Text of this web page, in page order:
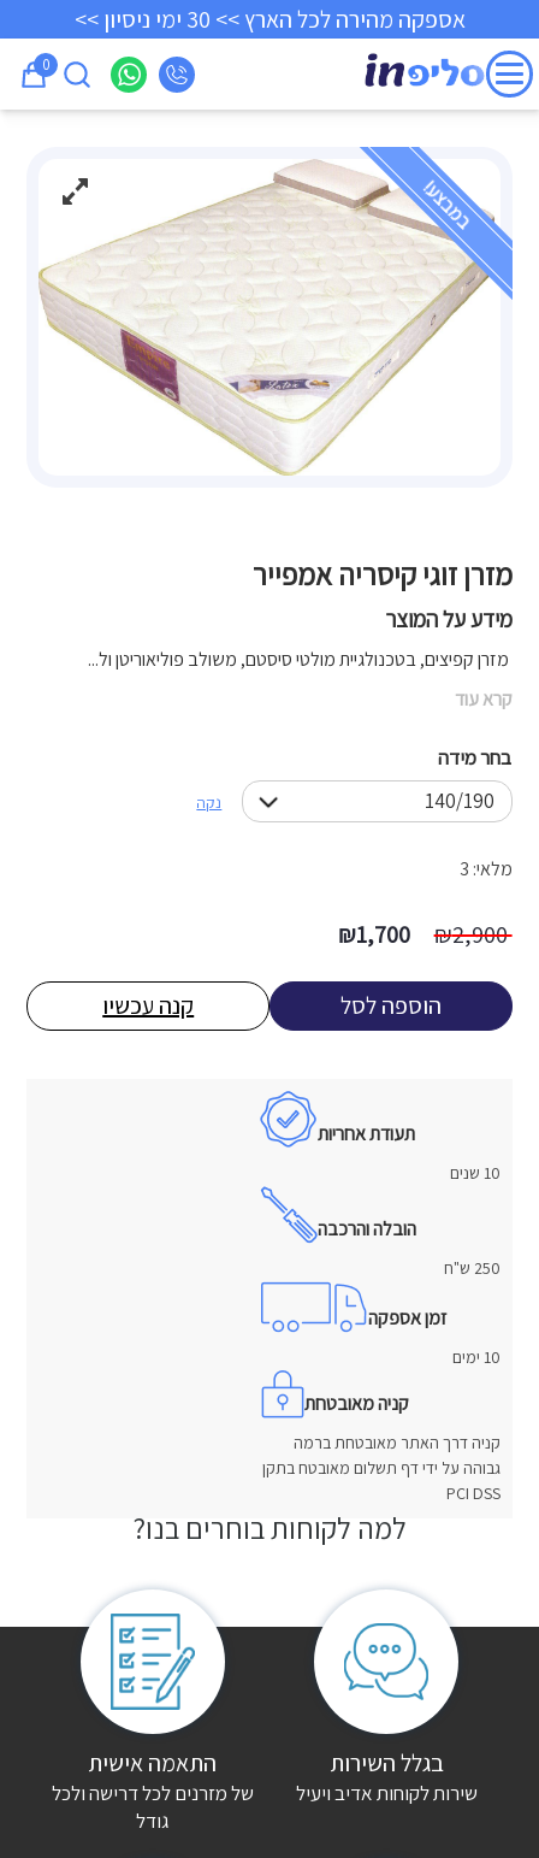
אספקה מהירה לכל הארץ >> 30 ימי ניסיון >>
0
במבצע!
מזרן זוגי קיסריה אמפייר
מידע על המוצר
מזרן קפיצים, בטכנולגיית מולטי סיסטם, משולב פוליאוריטן ול...
קרא עוד
בחר מידה
נקה
2,900
₪
המחיר
המקורי
היה:
2,900 ₪.
1,700
₪
הוא:
מלאי: 3
הוספה לסל קנה עכשיו
תעודת אחריות
10 שנים
הובלה והרכבה
250 ש"ח
זמן אספקה
10 ימים
קניה מאובטחת
קניה דרך האתר מאובטחת ברמה
גבוהה על ידי דף תשלום מאובטח בתקן
PCI DSS
אין עדיין חוות דעת.
היה הראשון לכתוב סקירה “מזרן זוגי קיסריה אמפייר”
האימייל לא יוצג באתר.
שדות החובה מסומנים
למה לקוחות בוחרים בנו?
בגלל השירות
שירות לקוחות אדיב ויעיל
התאמה אישית
של מזרנים לכל דרישה ולכל
גודל